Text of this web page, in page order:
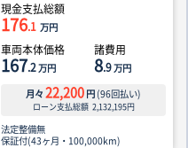
現金支払総額
176.1 万円
車両本体価格
167.2万円
諸費用
8.9万円
月々 22,200 円 (96回払い)
ローン支払総額 2,132,195円
法定整備無
保証付(43ヶ月・100,000km)